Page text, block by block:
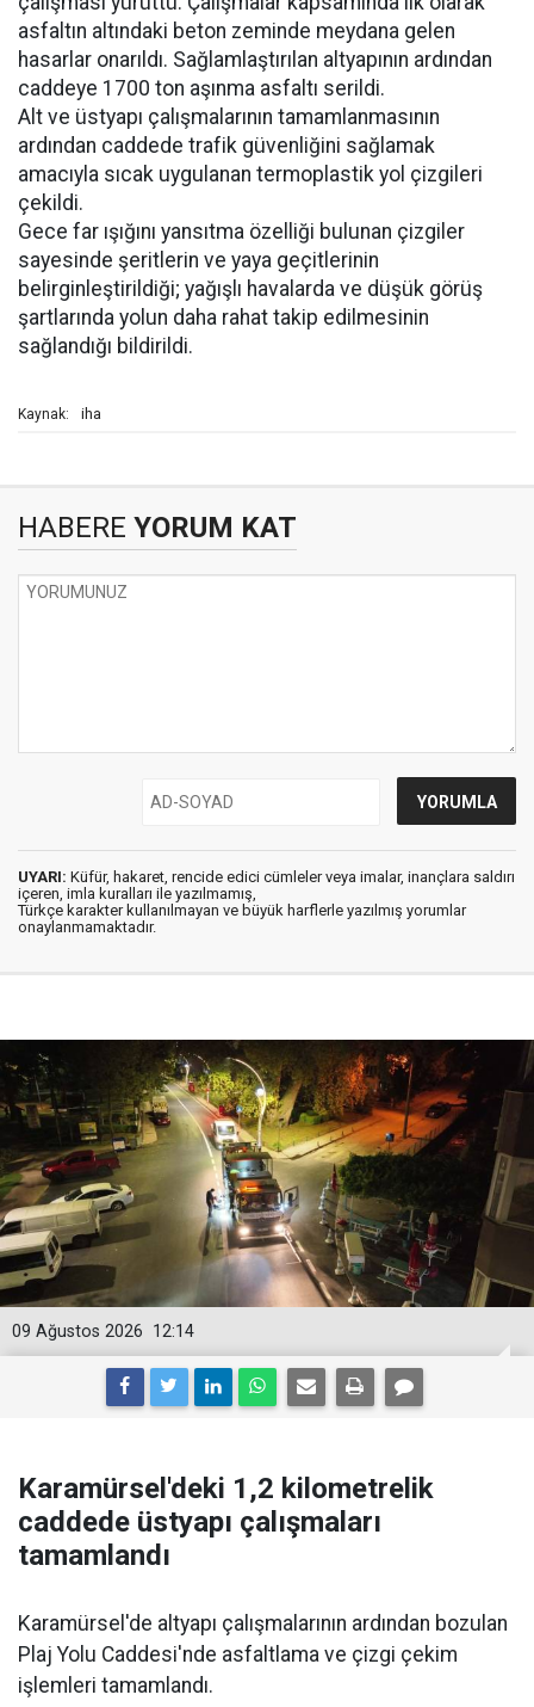
asfaltın altındaki beton zeminde meydana gelen
hasarlar onarıldı. Sağlamlaştırılan altyapının ardından
caddeye 1700 ton aşınma asfaltı serildi.
Alt ve üstyapı çalışmalarının tamamlanmasının
ardından caddede trafik güvenliğini sağlamak
amacıyla sıcak uygulanan termoplastik yol çizgileri
çekildi.
Gece far ışığını yansıtma özelliği bulunan çizgiler
sayesinde şeritlerin ve yaya geçitlerinin
belirginleştirildiği; yağışlı havalarda ve düşük görüş
şartlarında yolun daha rahat takip edilmesinin
sağlandığı bildirildi.
Kaynak: iha
HABERE YORUM KAT
UYARI: Küfür, hakaret, rencide edici cümleler veya imalar, inançlara saldırı
içeren, imla kuralları ile yazılmamış,
Türkçe karakter kullanılmayan ve büyük harflerle yazılmış yorumlar
onaylanmamaktadır.
12:14
09 Ağustos 2026
Karamürsel'deki 1,2 kilometrelik
caddede üstyapı çalışmaları
tamamlandı
Karamürsel'de altyapı çalışmalarının ardından bozulan
Plaj Yolu Caddesi'nde asfaltlama ve çizgi çekim
işlemleri tamamlandı.